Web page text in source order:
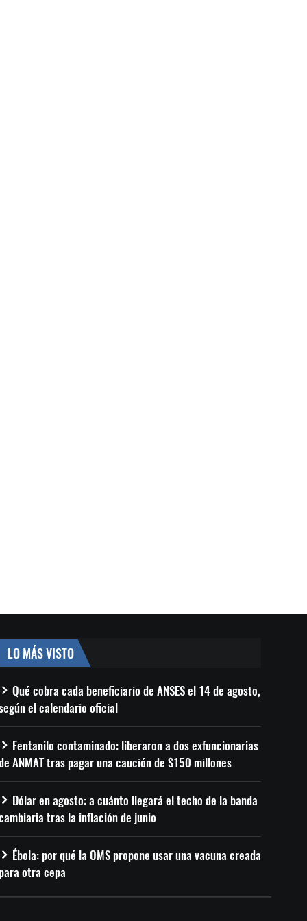
LO MÁS VISTO
Qué cobra cada beneficiario de ANSES el 14 de agosto,
el calendario oficial
Fentanilo contaminado: liberaron a dos exfuncionarias
ANMAT tras pagar una caución de $150 millones
Dólar en agosto: a cuánto llegará el techo de la banda
tras la inflación de junio
Ébola: por qué la OMS propone usar una vacuna creada
otra cepa